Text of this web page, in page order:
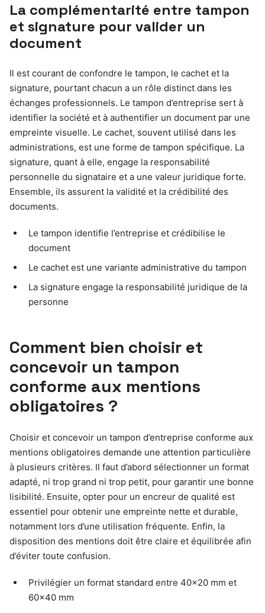
La complémentarité entre tampon
et signature pour valider un
document
Il est courant de confondre le tampon, le cachet et la
signature, pourtant chacun a un rôle distinct dans les
échanges professionnels. Le tampon d’entreprise sert à
identifier la société et à authentifier un document par une
empreinte visuelle. Le cachet, souvent utilisé dans les
administrations, est une forme de tampon spécifique. La
signature, quant à elle, engage la responsabilité
personnelle du signataire et a une valeur juridique forte.
Ensemble, ils assurent la validité et la crédibilité des
documents.
Le tampon identifie l’entreprise et crédibilise le
document
Le cachet est une variante administrative du tampon
La signature engage la responsabilité juridique de la
personne
Comment bien choisir et
concevoir un tampon
conforme aux mentions
obligatoires ?
Choisir et concevoir un tampon d’entreprise conforme aux
mentions obligatoires demande une attention particulière
à plusieurs critères. Il faut d’abord sélectionner un format
adapté, ni trop grand ni trop petit, pour garantir une bonne
lisibilité. Ensuite, opter pour un encreur de qualité est
essentiel pour obtenir une empreinte nette et durable,
notamment lors d’une utilisation fréquente. Enfin, la
disposition des mentions doit être claire et équilibrée afin
d’éviter toute confusion.
Privilégier un format standard entre 40×20 mm et
60×40 mm